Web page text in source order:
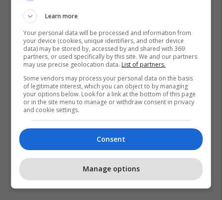
Learn more
Your personal data will be processed and information from
your device (cookies, unique identifiers, and other device
data) may be stored by, accessed by and shared with 369
partners, or used specifically by this site. We and our partners
may use precise geolocation data. List of partners.
Some vendors may process your personal data on the basis
of legitimate interest, which you can object to by managing
your options below. Look for a link at the bottom of this page
or in the site menu to manage or withdraw consent in privacy
and cookie settings.
Consent
Manage options